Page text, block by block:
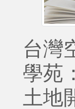
台灣
學苑
土地